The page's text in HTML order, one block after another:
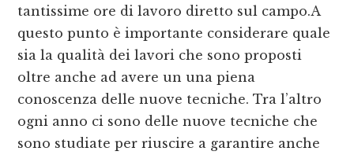
tantissime ore di lavoro diretto sul campo.A
questo punto è importante considerare quale
sia la qualità dei lavori che sono proposti
oltre anche ad avere un una piena
conoscenza delle nuove tecniche. Tra l’altro
ogni anno ci sono delle nuove tecniche che
sono studiate per riuscire a garantire anche